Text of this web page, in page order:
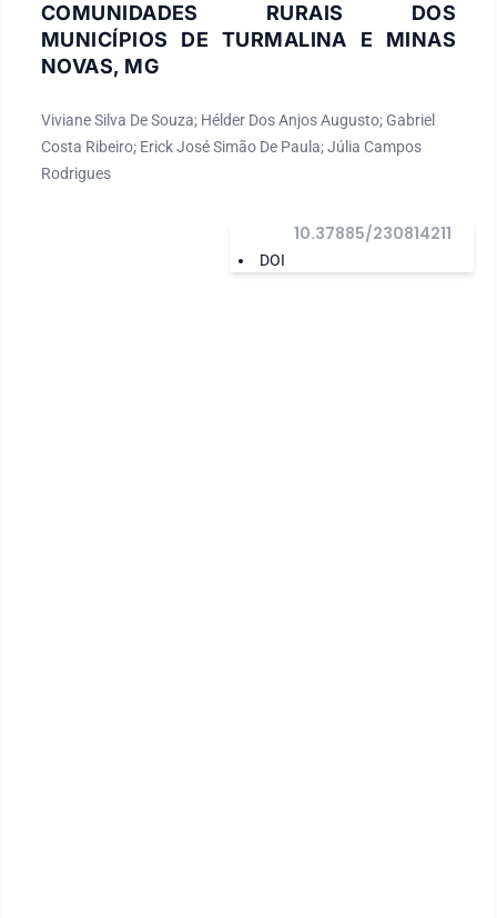
COMUNIDADES RURAIS DOS
MUNICÍPIOS DE TURMALINA E MINAS
NOVAS, MG
Viviane Silva De Souza; Hélder Dos Anjos Augusto; Gabriel
Costa Ribeiro; Erick José Simão De Paula; Júlia Campos
Rodrigues
DOI
10.37885/230814211